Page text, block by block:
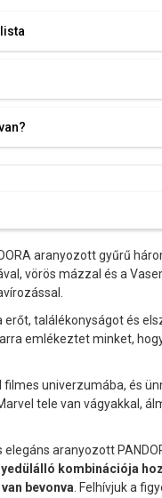
aranyozott gyűrű
vörös mázzal és a
erőt, találékonyságot és
emlékeztet minket,
filmes univerzumába, és
tele van vágyakkal,
aranyozott
kombinációja
bevonva . Felhívjuk a